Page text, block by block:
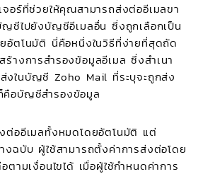
อร์ที่ช่วยให้คุณสามารถส่งต่ออีเมลขา
ญชีไปยังบัญชีอีเมลอื่น ซึ่งถูกเลือกเป็น
อัตโนมัติ นี่คือหนึ่งในวิธีที่ง่ายที่สุดถัด
างการสำรองข้อมูลอีเมล ซึ่งสำเนา
งในบัญชี Zoho Mail ที่ระบุจะถูกส่ง
อบัญชีสำรองข้อมูล
ต่ออีเมลทั้งหมดโดยอัตโนมัติ แต่
งฉบับ ผู้ใช้สามารถตั้งค่าการส่งต่อโดย
ามเงื่อนไขได้ เมื่อผู้ใช้กำหนดค่าการ